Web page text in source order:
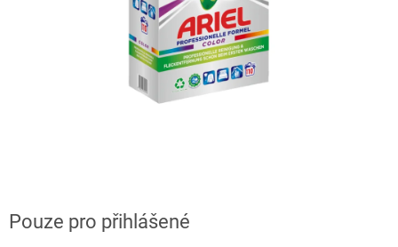
Pouze pro přihlášené